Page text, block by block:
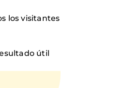
los visitantes
útil